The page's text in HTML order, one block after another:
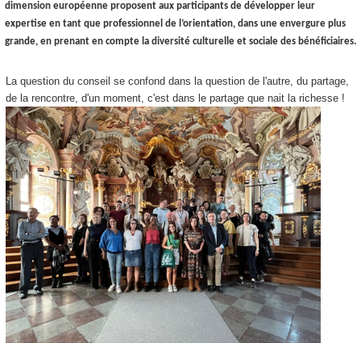
dimension européenne proposent aux participants de développer leur
expertise en tant que professionnel de l’orientation, dans une envergure plus
grande, en prenant en compte la diversité culturelle et sociale des bénéficiaires.
La question du conseil se confond dans la question de l'autre, du partage,
de la rencontre, d'un moment, c'est dans le partage que nait la richesse !